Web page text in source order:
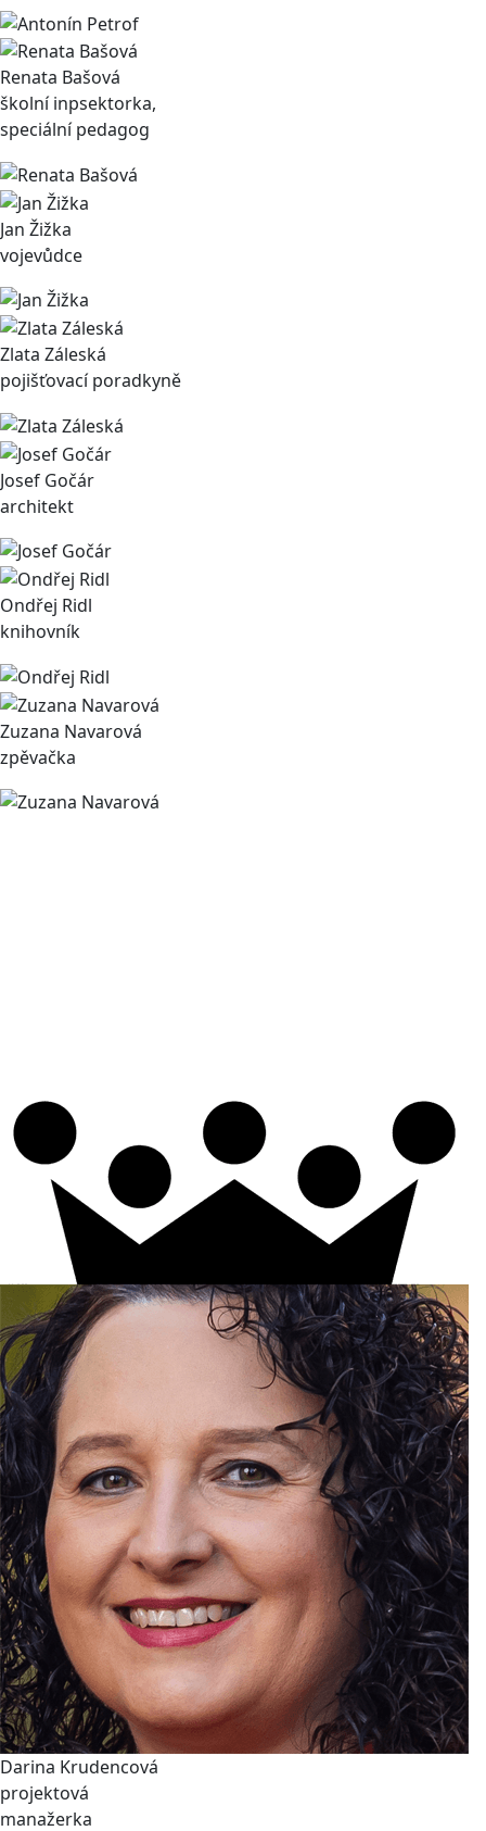
Renata Bašová
školní inpsektorka,
speciální pedagog
Jan Žižka
vojevůdce
Zlata Záleská
pojišťovací poradkyně
Josef Gočár
architekt
Ondřej Ridl
knihovník
Zuzana Navarová
zpěvačka
Darina Krudencová
projektová
manažerka